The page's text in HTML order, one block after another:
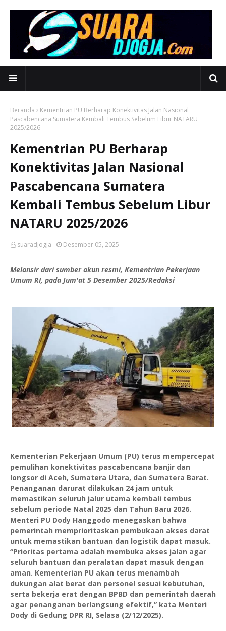
Beranda
Kementrian PU Berharap Konektivitas Jalan Nasional
Pascabencana Sumatera Kembali Tembus Sebelum Libur NATARU
2025/2026
Kementrian PU Berharap
Konektivitas Jalan Nasional
Pascabencana Sumatera
Kembali Tembus Sebelum Libur
NATARU 2025/2026
suaradjogja Desember 05, 2025
Melansir dari sumber akun resmi, Kementrian Pekerjaan
Umum RI, pada Jum'at 5 Desember 2025/Redaksi
Kementerian Pekerjaan Umum (PU) terus mempercepat
pemulihan konektivitas pascabencana banjir dan
longsor di Aceh, Sumatera Utara, dan Sumatera Barat.
Penanganan darurat dilakukan 24 jam untuk
memastikan seluruh jalur utama kembali tembus
sebelum periode Natal 2025 dan Tahun Baru 2026.
Menteri PU Dody Hanggodo menegaskan bahwa
pemerintah memprioritaskan pembukaan akses darat
untuk memastikan bantuan dan logistik dapat masuk.
“Prioritas pertama adalah membuka akses jalan agar
seluruh bantuan dan peralatan dapat masuk dengan
aman. Kementerian PU akan terus menambah
dukungan alat berat dan personel sesuai kebutuhan,
serta bekerja erat dengan BPBD dan pemerintah daerah
agar penanganan berlangsung efektif,” kata Menteri
Dody di Gedung DPR RI, Selasa (2/12/2025).